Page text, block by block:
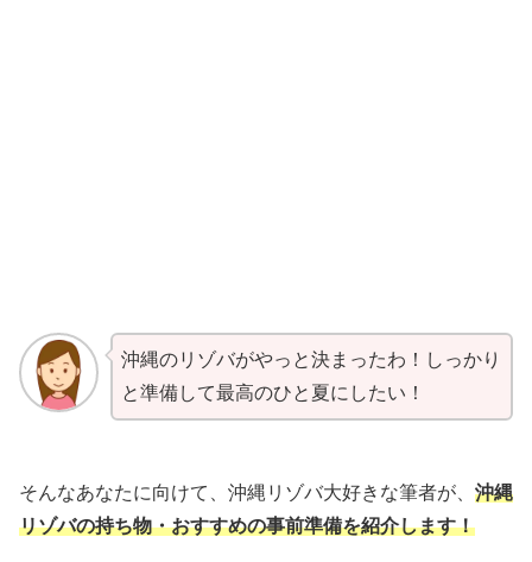
沖縄のリゾバがやっと決まったわ！しっかり
と準備して最高のひと夏にしたい！
そんなあなたに向けて、沖縄リゾバ大好きな筆者が、 沖縄
リゾバの持ち物・おすすめの事前準備を紹介します！